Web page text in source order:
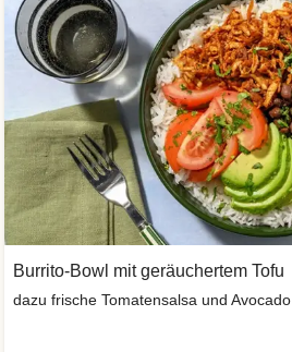
Burrito-Bowl mit geräuchertem Tofu
dazu frische Tomatensalsa und Avocado